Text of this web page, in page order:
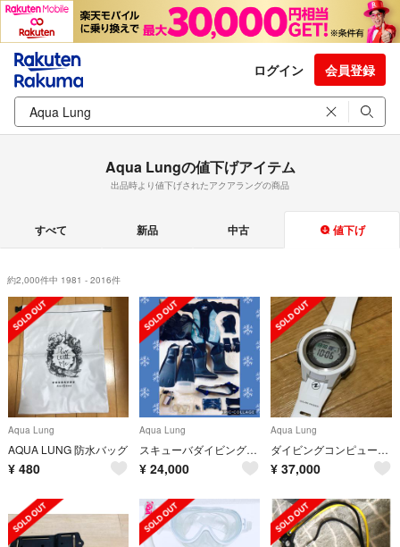
ログイン 会員登録
Aqua Lungの値下げアイテム
出品時より値下げされたアクアラングの商品
すべて 新品 中古 値下げ
約2,000件中 1981 - 2016件
Aqua Lung
AQUA LUNG 防水バッグ
¥ 480
Aqua Lung
スキューバダイビングドライスーツ 全部セット‼️
¥ 24,000
Aqua Lung
ダイビングコンピューター ソーラー充電
¥ 37,000